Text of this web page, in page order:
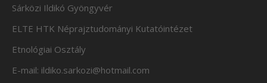
Sárközi Ildikó Gyöngyvér
ELTE HTK Néprajztudományi Kutatóintézet
Etnológiai Osztály
E-mail: ildiko.sarkozi@hotmail.com